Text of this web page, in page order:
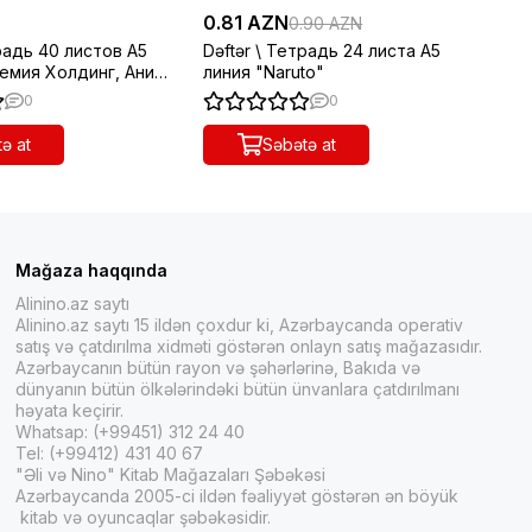
40 листов А5
Холдинг, Аниме
0
at
0.81 AZN0.90 AZN
Dəftər \ Тетрадь 24 листа А5
линия "Naruto"
0
Səbətə at
Mağaza haqqında
Alinino.az saytı
Alinino.az saytı 15 ildən çoxdur ki, Azərbaycanda operativ
satış və çatdırılma xidməti göstərən onlayn satış mağazasıdır.
Azərbaycanın bütün rayon və şəhərlərinə, Bakıda və
dünyanın bütün ölkələrindəki bütün ünvanlara çatdırılmanı
həyata keçirir.
Whatsap: (+99451) 312 24 40
Tel: (+99412) 431 40 67
"Əli və Nino" Kitab Mağazaları Şəbəkəsi
Azərbaycanda 2005-ci ildən fəaliyyət göstərən ən böyük
kitab və oyuncaqlar şəbəkəsidir.